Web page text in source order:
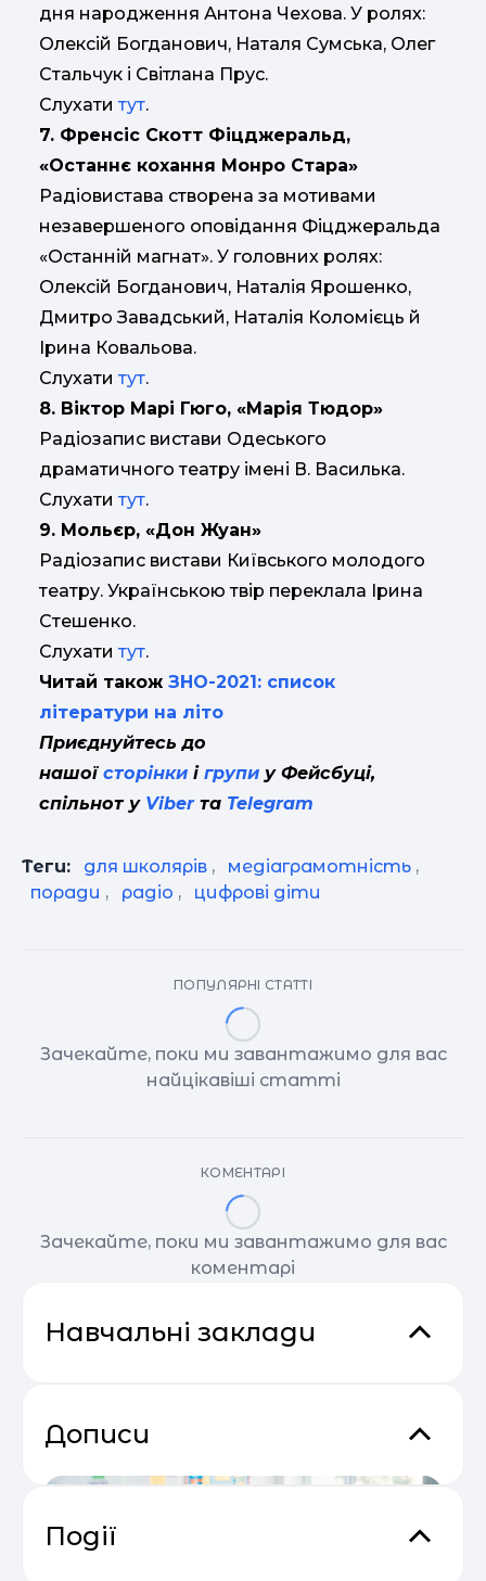
дня народження Антона Чехова. У ролях:
Олексій Богданович, Наталя Сумська, Олег
Стальчук і Світлана Прус.
Слухати тут.
7. Френсіс Скотт Фіцджеральд,
«Останнє кохання Монро Стара»
Радіовистава створена за мотивами
незавершеного оповідання Фіцджеральда
«Останній магнат». У головних ролях:
Олексій Богданович, Наталія Ярошенко,
Дмитро Завадський, Наталія Коломієць й
Ірина Ковальова.
Слухати тут.
8. Віктор Марі Гюго, «Марія Тюдор»
Радіозапис вистави Одеського
драматичного театру імені В. Василька.
Слухати тут.
9. Мольєр, «Дон Жуан»
Радіозапис вистави Київського молодого
театру. Українською твір переклала Ірина
Стешенко.
Слухати тут.
Читай також ЗНО-2021: список
літератури на літо
Приєднуйтесь до
нашої сторінки і групи у Фейсбуці,
спільнот у Viberта Telegram
Теги: для школярів , медіаграмотність ,
поради , радіо , цифрові діти
ПОПУЛЯРНІ СТАТТІ
Зачекайте, поки ми завантажимо для вас
найцікавіші статті
КОМЕНТАРІ
Зачекайте, поки ми завантажимо для вас
коментарі
Навчальні заклади
Дописи
Події